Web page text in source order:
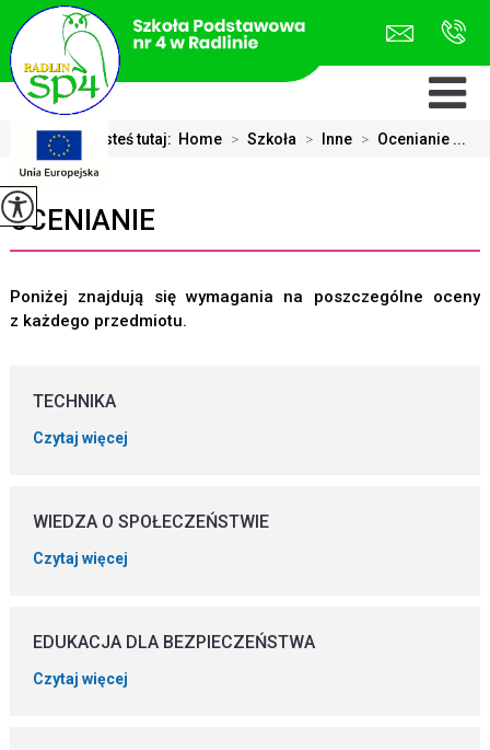
Jesteś tutaj: Home > Szkoła > Inne > Ocenianie ...
OCENIANIE
Poniżej znajdują się wymagania na poszczególne oceny
z każdego przedmiotu.
TECHNIKA
Czytaj więcej
WIEDZA O SPOŁECZEŃSTWIE
Czytaj więcej
EDUKACJA DLA BEZPIECZEŃSTWA
Czytaj więcej